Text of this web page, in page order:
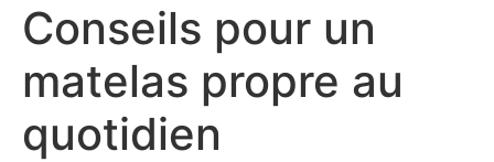
Conseils pour un
matelas propre au
quotidien